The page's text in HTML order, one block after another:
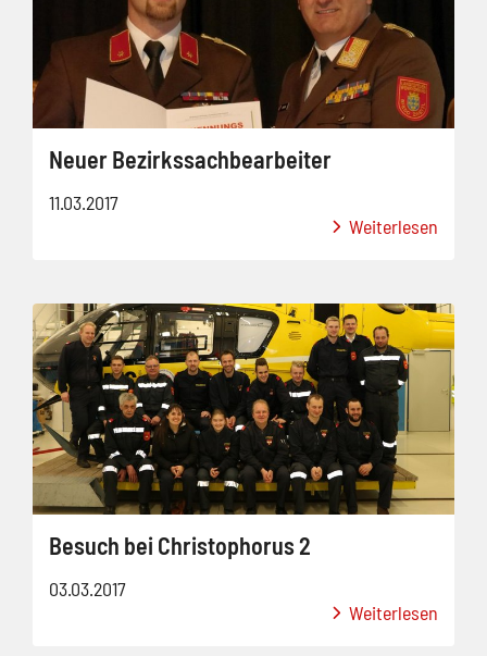
Neuer Bezirkssachbearbeiter
11.03.2017
Weiterlesen
Besuch bei Christophorus 2
03.03.2017
Weiterlesen